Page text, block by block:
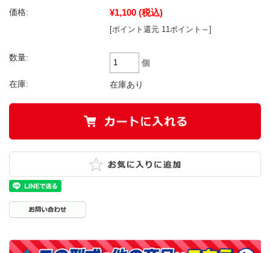
価格: ¥1,100 (税込)
[ポイント還元 11ポイント～]
数量:
個
在庫: 在庫あり